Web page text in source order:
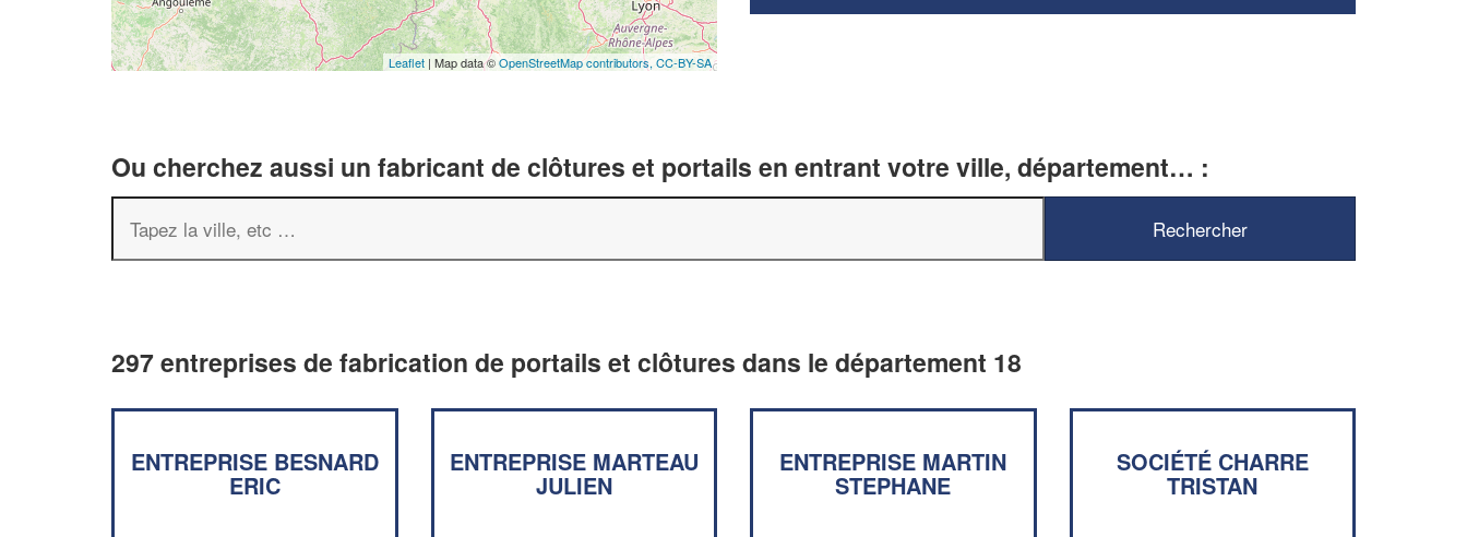
Leaflet | Map data ©OpenStreetMap contributors, CC-BY-SA
Ou cherchez aussi un fabricant de clôtures et portails en entrant votre ville, département… :
297 entreprises de fabrication de portails et clôtures dans le département 18
ENTREPRISE BESNARD
ERIC
ENTREPRISE MARTEAU
JULIEN
ENTREPRISE MARTIN
STEPHANE
SOCIÉTÉ CHARRE
TRISTAN